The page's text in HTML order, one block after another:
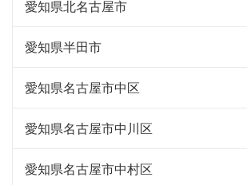
愛知県北名古屋市
愛知県半田市
愛知県名古屋市中区
愛知県名古屋市中川区
愛知県名古屋市中村区